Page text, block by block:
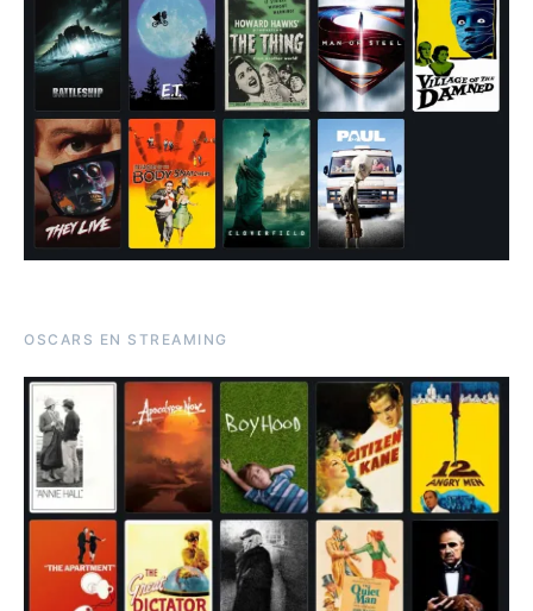
OSCARS EN STREAMING